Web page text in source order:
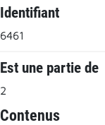
Identifiant
6461
Est une partie de
2
Contenus